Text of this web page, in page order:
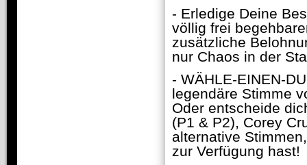
- Erledige Deine
völlig frei
zusätzliche
nur Chaos in der
- WÄHLE-EINEN-
legendäre Stimme
Oder entscheide
(P1 & P2), Corey
alternative
zur Verfügung hast!